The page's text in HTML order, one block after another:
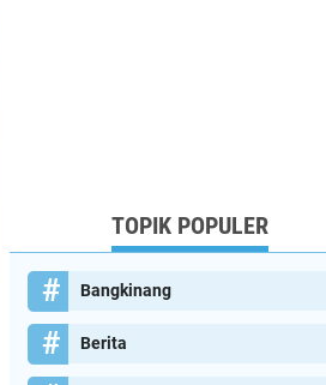
TOPIK POPULER
Bangkinang
Berita